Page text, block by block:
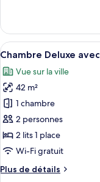
lits
jumeaux
le
type
de
Chambre
Affaires
avec
lits
jumeaux
Afficher
toutes
les
photos
pour
ce
type
de
chambre :
Chambre
6
Chambre Deluxe
Vue sur la ville
42 m²
1 chambre
2 personnes
2 lits 1 place
Wi-Fi gratuit
Plus de détails
Plus